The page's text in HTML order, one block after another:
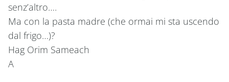
senz’altro….
Ma con la pasta madre (che ormai mi sta uscendo
dal frigo…)?
Hag Orim Sameach
A